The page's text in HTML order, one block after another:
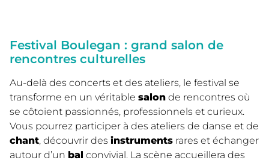
Festival Boulegan : grand salon de
rencontres culturelles
Au-delà des concerts et des ateliers, le festival se
transforme en un véritable salon de rencontres où
se côtoient passionnés, professionnels et curieux.
Vous pourrez participer à des ateliers de danse et de
chant, découvrir des instruments rares et échanger
autour d’un bal convivial. La scène accueillera des